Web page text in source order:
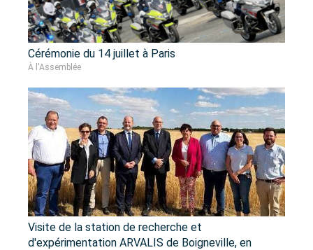
Cérémonie du 14 juillet à Paris
À l'Assemblée
Visite de la station de recherche et
d'expérimentation ARVALIS de Boigneville, en